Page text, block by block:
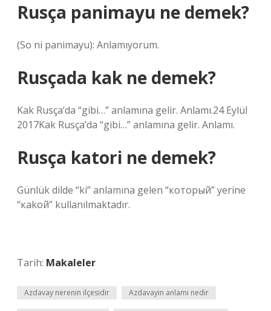
Rusça panimayu ne demek?
(So ​​ni panimayu): Anlamıyorum.
Rusçada kak ne demek?
Kak Rusça’da “gibi…” anlamına gelir. Anlamı.24 Eylül
2017Kak Rusça’da “gibi…” anlamına gelir. Anlamı.
Rusça katori ne demek?
Günlük dilde “ki” anlamına gelen “который” yerine
“кakoй” kullanılmaktadır.
Tarih: Makaleler
Azdavay nerenin ilçesidir Azdavayin anlamı nedir